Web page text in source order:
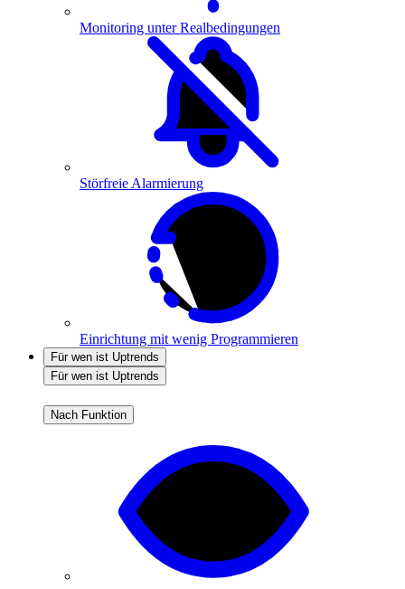
Monitoring unter Realbedingungen
Störfreie Alarmierung
Einrichtung mit wenig Programmieren
Für wen ist Uptrends
Für wen ist Uptrends
Nach Funktion